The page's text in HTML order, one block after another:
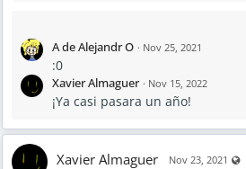
A de Alejandr O · Nov 25, 2021
:0
Xavier Almaguer · Nov 15, 2022
¡Ya casi pasara un año!
Xavier Almaguer Nov 23, 2021